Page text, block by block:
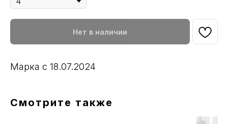
Нет в наличии
Марка с 18.07.2024
Смотрите также